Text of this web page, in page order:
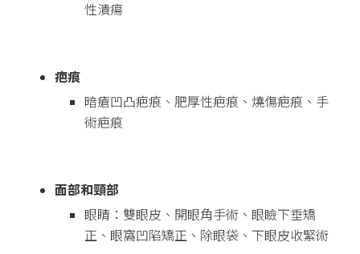
性潰瘍
疤痕
暗瘡凹凸疤痕、肥厚性疤痕、燒傷疤痕、手
術疤痕
面部和頸部
眼睛：雙眼皮、開眼角手術、眼瞼下垂矯
正、眼窩凹陷矯正、除眼袋、下眼皮收緊術